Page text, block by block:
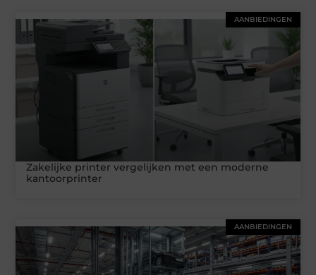
AANBIEDINGEN
Zakelijke printer vergelijken met een moderne
kantoorprinter
AANBIEDINGEN